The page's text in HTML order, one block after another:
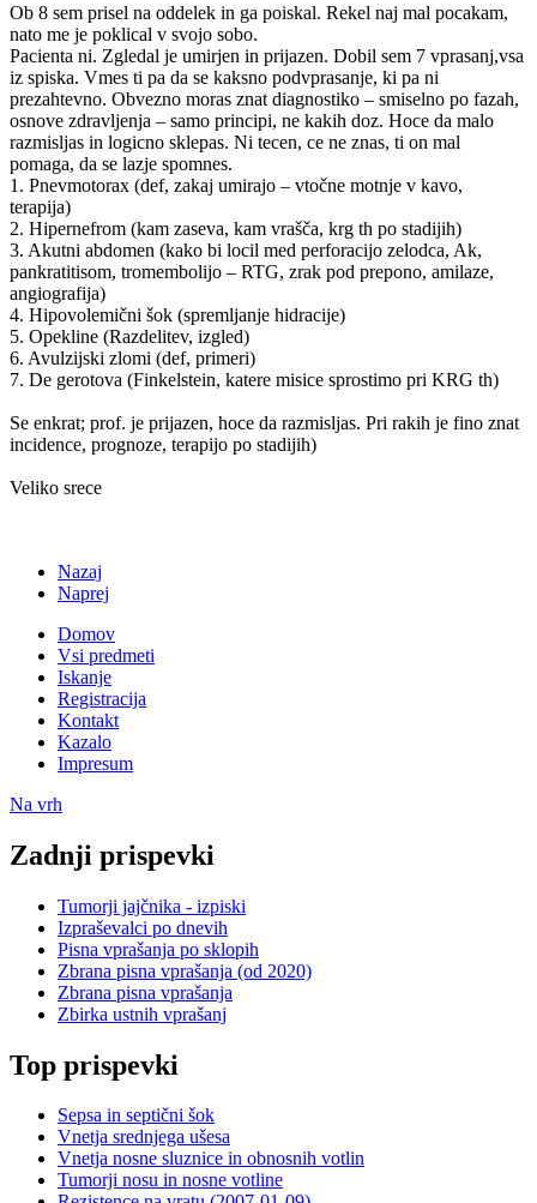
Ob 8 sem prisel na oddelek in ga poiskal. Rekel naj mal pocakam,
nato me je poklical v svojo sobo.
Pacienta ni. Zgledal je umirjen in prijazen. Dobil sem 7 vprasanj,vsa
iz spiska. Vmes ti pa da se kaksno podvprasanje, ki pa ni
prezahtevno. Obvezno moras znat diagnostiko – smiselno po fazah,
osnove zdravljenja – samo principi, ne kakih doz. Hoce da malo
razmisljas in logicno sklepas. Ni tecen, ce ne znas, ti on mal
pomaga, da se lazje spomnes.
1. Pnevmotorax (def, zakaj umirajo – vtočne motnje v kavo,
terapija)
2. Hipernefrom (kam zaseva, kam vrašča, krg th po stadijih)
3. Akutni abdomen (kako bi locil med perforacijo zelodca, Ak,
pankratitisom, tromembolijo – RTG, zrak pod prepono, amilaze,
angiografija)
4. Hipovolemični šok (spremljanje hidracije)
5. Opekline (Razdelitev, izgled)
6. Avulzijski zlomi (def, primeri)
7. De gerotova (Finkelstein, katere misice sprostimo pri KRG th)
Se enkrat; prof. je prijazen, hoce da razmisljas. Pri rakih je fino znat
incidence, prognoze, terapijo po stadijih)
Veliko srece
Nazaj
Naprej
Domov
Vsi predmeti
Iskanje
Registracija
Kontakt
Kazalo
Impresum
Na vrh
Zadnji prispevki
Tumorji jajčnika - izpiski
Izpraševalci po dnevih
Pisna vprašanja po sklopih
Zbrana pisna vprašanja (od 2020)
Zbrana pisna vprašanja
Zbirka ustnih vprašanj
Top prispevki
Sepsa in septični šok
Vnetja srednjega ušesa
Vnetja nosne sluznice in obnosnih votlin
Tumorji nosu in nosne votline